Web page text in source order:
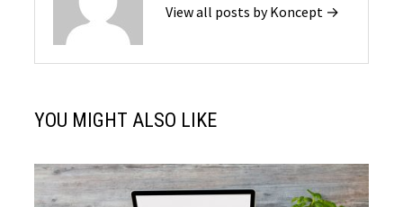
View all posts by Koncept →
YOU MIGHT ALSO LIKE